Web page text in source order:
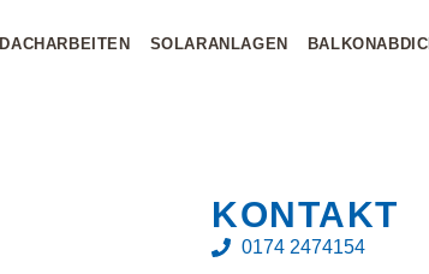
DACHARBEITEN SOLARANLAGEN
KONTAKT
0174 2474154